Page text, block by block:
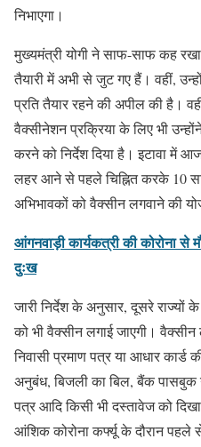
निभाएगा।
मुख्यमंत्री योगी ने साफ-साफ कह
तैयारी में अभी से जुट गए हैं। वहीं,
प्रति तैयार रहने की अपील की है।
वैक्सीनेशन प्रक्रिया के लिए भी
करने को निर्देश दिया है। इटावा में
लहर आने से पहले चिह्नित करके 10
अभिभावकों को वैक्सीन लगवाने की
आंगनवाड़ी कार्यकत्री की कोरोना से
दुःख
जारी निर्देश के अनुसार, दूसरे राज्यों
को भी वैक्सीन लगाई जाएगी।
निवासी प्रमाण पत्र या आधार
अनुबंध, बिजली का बिल, बैंक पासबुक
पत्र आदि किसी भी दस्तावेज को
आंशिक कोरोना कर्फ्यू के दौरान पहले